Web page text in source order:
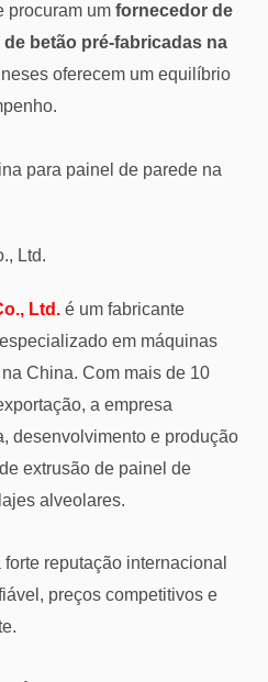
procuram um fornecedor de
betão pré-fabricadas na
oferecem um equilíbrio
para painel de parede na
Ltd.
Ltd. é um fabricante
em máquinas
China. Com mais de 10
a empresa
desenvolvimento e produção
extrusão de painel de
alveolares.
reputação internacional
preços competitivos e